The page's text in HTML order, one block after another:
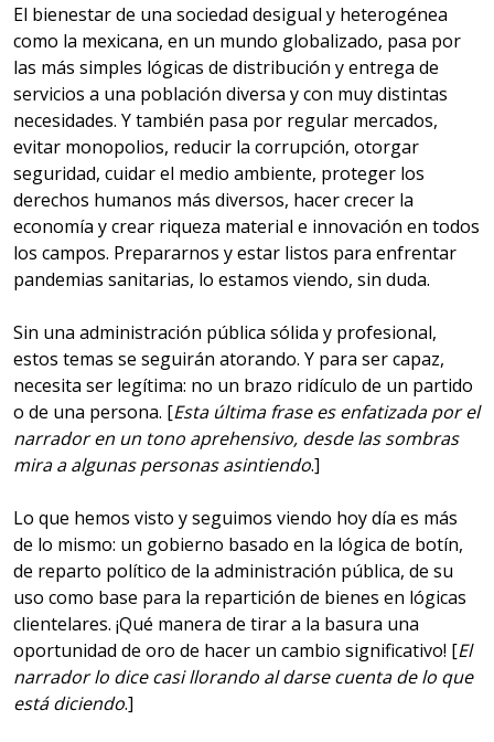
El bienestar de una sociedad desigual y heterogénea
como la mexicana, en un mundo globalizado, pasa por
las más simples lógicas de distribución y entrega de
servicios a una población diversa y con muy distintas
necesidades. Y también pasa por regular mercados,
evitar monopolios, reducir la corrupción, otorgar
seguridad, cuidar el medio ambiente, proteger los
derechos humanos más diversos, hacer crecer la
economía y crear riqueza material e innovación en todos
los campos. Prepararnos y estar listos para enfrentar
pandemias sanitarias, lo estamos viendo, sin duda.
Sin una administración pública sólida y profesional,
estos temas se seguirán atorando. Y para ser capaz,
necesita ser legítima: no un brazo ridículo de un partido
o de una persona. [Esta última frase es enfatizada por el
narrador en un tono aprehensivo, desde las sombras
mira a algunas personas asintiendo.]
Lo que hemos visto y seguimos viendo hoy día es más
de lo mismo: un gobierno basado en la lógica de botín,
de reparto político de la administración pública, de su
uso como base para la repartición de bienes en lógicas
clientelares. ¡Qué manera de tirar a la basura una
oportunidad de oro de hacer un cambio significativo! [El
narrador lo dice casi llorando al darse cuenta de lo que
está diciendo.]